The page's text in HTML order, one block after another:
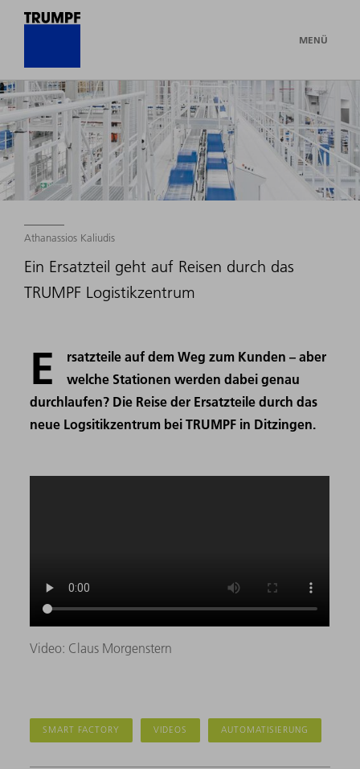
MENÜ
Athanassios Kaliudis
Ein Ersatzteil geht auf Reisen durch das
TRUMPF Logistikzentrum
E
rsatzteile auf dem Weg zum Kunden – aber
welche Stationen werden dabei genau
durchlaufen? Die Reise der Ersatzteile durch das
neue Logsitikzentrum bei TRUMPF in Ditzingen.
Video: Claus Morgenstern
SMART FACTORY VIDEOS AUTOMATISIERUNG